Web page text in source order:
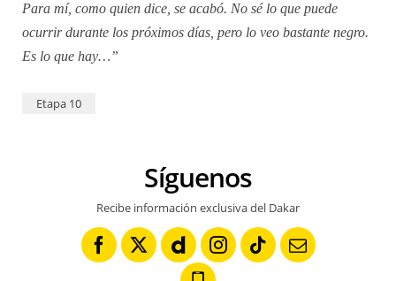
Para mí, como quien dice, se acabó. No sé lo que puede
ocurrir durante los próximos días, pero lo veo bastante negro.
Es lo que hay…”
Etapa 10
Síguenos
Recibe información exclusiva del Dakar